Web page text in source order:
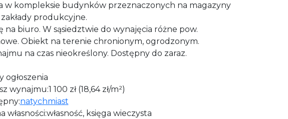
w kompleksie budynków przeznaczonych na magazyny
zakłady produkcyjne.
na biuro. W sąsiedztwie do wynajęcia różne pow.
Obiekt na terenie chronionym, ogrodzonym.
na czas nieokreślony. Dostępny do zaraz.
ogłoszenia
wynajmu:1 100 zł (18,64 zł/m²)
natychmiast
własności:własność, księga wieczysta